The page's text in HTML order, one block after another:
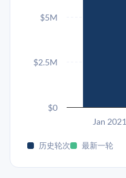
Jan 2021
$0
$2.5M
$5M
历史轮次 最新一轮